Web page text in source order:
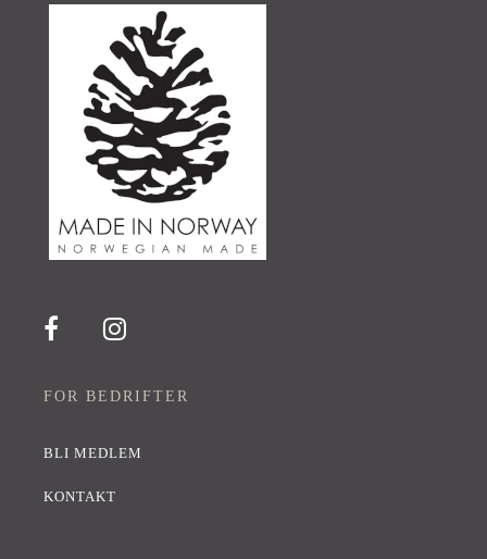
FOR BEDRIFTER
BLI MEDLEM
KONTAKT